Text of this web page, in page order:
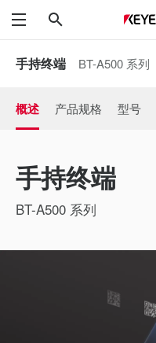
菜单
手持终端 BT-A500 系列
概述 产品规格 型号
手持终端
BT-A500 系列